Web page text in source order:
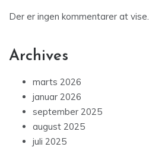
Der er ingen kommentarer at vise.
Archives
marts 2026
januar 2026
september 2025
august 2025
juli 2025